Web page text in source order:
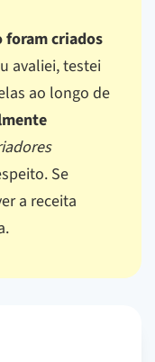
foram criados
avaliei, testei
ao longo de
Se
a receita